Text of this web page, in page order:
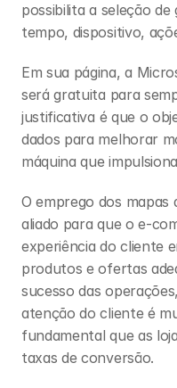
possibilita a seleção
tempo, dispositivo,
Em sua página, a
será gratuita para
justificativa é que o
dados para melhorar
máquina que
O emprego dos
aliado para que o e-
experiência do cliente
produtos e ofertas
sucesso das
atenção do cliente é
fundamental que as
taxas de conversão.